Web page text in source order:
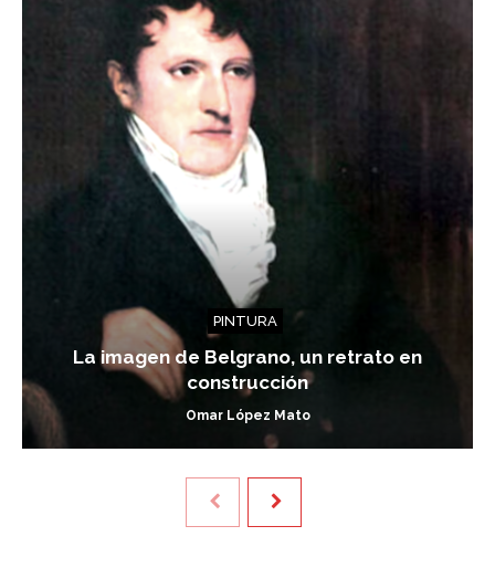
PINTURA
La imagen de Belgrano, un retrato en
construcción
Omar López Mato